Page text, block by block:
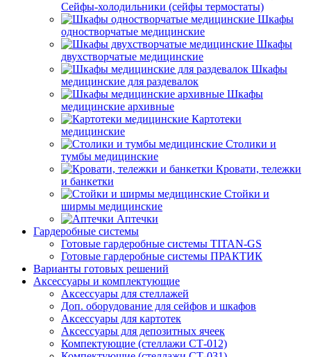
Сейфы-холодильники (сейфы термостаты)
Шкафы
одностворчатые медицинские
Шкафы
двухстворчатые медицинские
Шкафы
медицинские для раздевалок
Шкафы
медицинские архивные
Картотеки
медицинские
Столики и
тумбы медицинские
Кровати, тележки
и банкетки
Стойки и
ширмы медицинские
Аптечки
Гардеробные системы
Готовые гардеробные системы TITAN-GS
Готовые гардеробные системы ПРАКТИК
Варианты готовых решений
Аксессуары и комплектующие
Аксессуары для стеллажей
Доп. оборудование для сейфов и шкафов
Аксессуары для картотек
Аксессуары для депозитных ячеек
Компектующие (стеллажи СТ-012)